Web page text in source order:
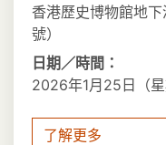
香港歷史博物館地
號）
日期／時間：
2026年1月25日（
了解更多